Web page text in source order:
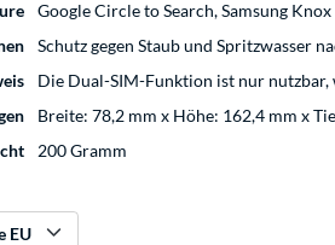
Google Circle to Search, Samsung Knox
Schutz gegen Staub und Spritzwasser
Die Dual-SIM-Funktion ist nur
Breite: 78,2 mm x Höhe: 162,4 mm x
200 Gramm
EU